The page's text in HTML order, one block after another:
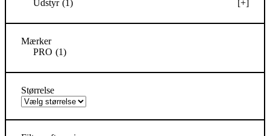
Udstyr (1) [+]
Mærker
PRO (1)
Størrelse